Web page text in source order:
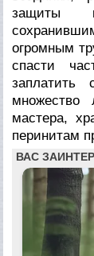
защиты
огромным
спасти
мастера,
перинитам